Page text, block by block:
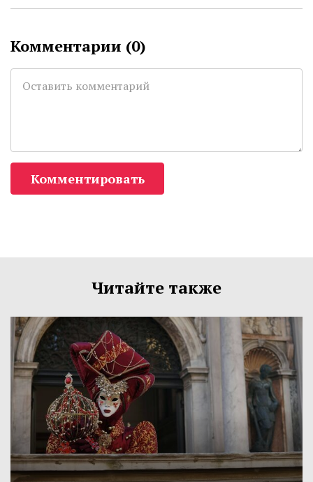
Комментарии (0)
Комментировать
Читайте также